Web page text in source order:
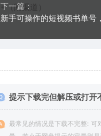
下一篇：
提示下载完但解压或打开
最常见的情况是下载不完整: 可